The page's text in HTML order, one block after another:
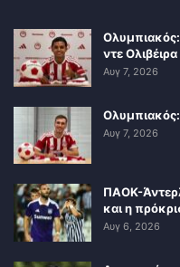
ντε Ολιβέιρα
Αυγ 7, 2026
Αυγ 7, 2026
ΠΑΟΚ-
και η
Αυγ 6, 2026